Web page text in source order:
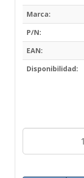
Marca:
P/N:
EAN:
Disponibilidad: